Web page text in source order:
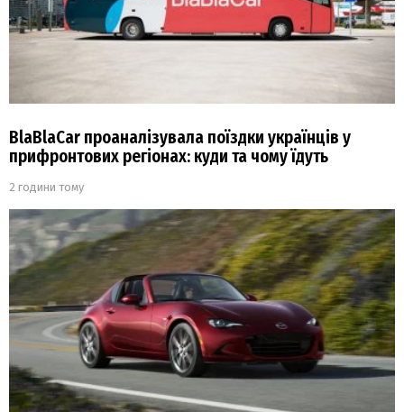
BlaBlaCar проаналізувала поїздки українців у
прифронтових регіонах: куди та чому їдуть
2 години тому